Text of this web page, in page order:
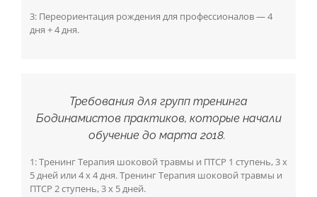
3: Переориентация рождения для профессионалов — 4
дня + 4 дня.
Требования для групп тренинга
Бодинамистов практиков, которые начали
обучение до марта 2018.
1: Тренинг Терапия шоковой травмы и ПТСР 1 ступень, 3 х
5 дней или 4 х 4 дня. Тренинг Терапия шоковой травмы и
ПТСР 2 ступень, 3 х 5 дней.